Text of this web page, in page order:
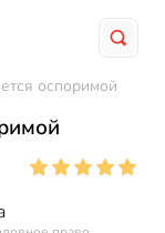
оспоримой